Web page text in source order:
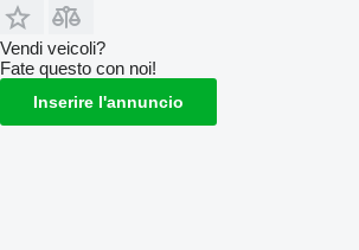
Vendi veicoli?
Fate questo con noi!
Inserire l'annuncio